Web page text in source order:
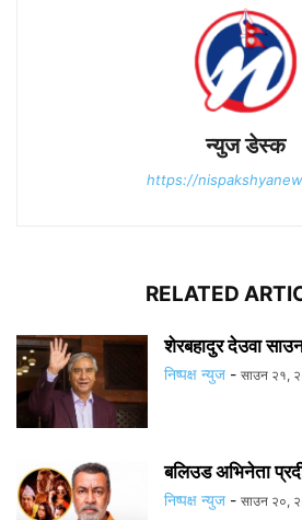
न्युज डेस्क
https://
RELATED
शेरबहादुर देउवा
निष्पक्ष न्युज - साउन २१,
बलिउड अभिनेता
निष्पक्ष न्युज - साउन २०,